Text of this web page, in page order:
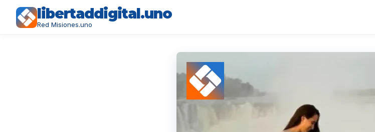
libertaddigital.uno
Red Misiones.uno